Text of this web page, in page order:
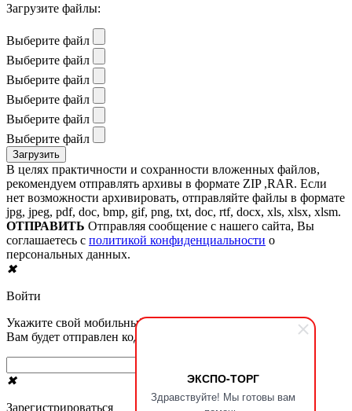
ЭКСПО-ТОРГ
Здравствуйте! Мы готовы вам
Загрузите файлы:
Выберите файл
Выберите файл
Выберите файл
Выберите файл
Выберите файл
Выберите файл
В целях практичности и сохранности вложенных файлов,
рекомендуем отправлять архивы в формате ZIP ,RAR. Если
нет возможности архивировать, отправляйте файлы в формате
jpg, jpeg, pdf, doc, bmp, gif, png, txt, doc, rtf, docx, xls, xlsx, xlsm.
ОТПРАВИТЬ Отправляя сообщение с нашего сайта, Вы
соглашаетесь с политикой конфиденциальности о
персональных данных.
✖
Войти
Укажите свой мобильный номер телефона.
Вам будет отправлен код в смс сообщении
✖
Зарегистрироваться